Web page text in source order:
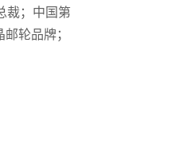
裁；中国第
轮品牌；